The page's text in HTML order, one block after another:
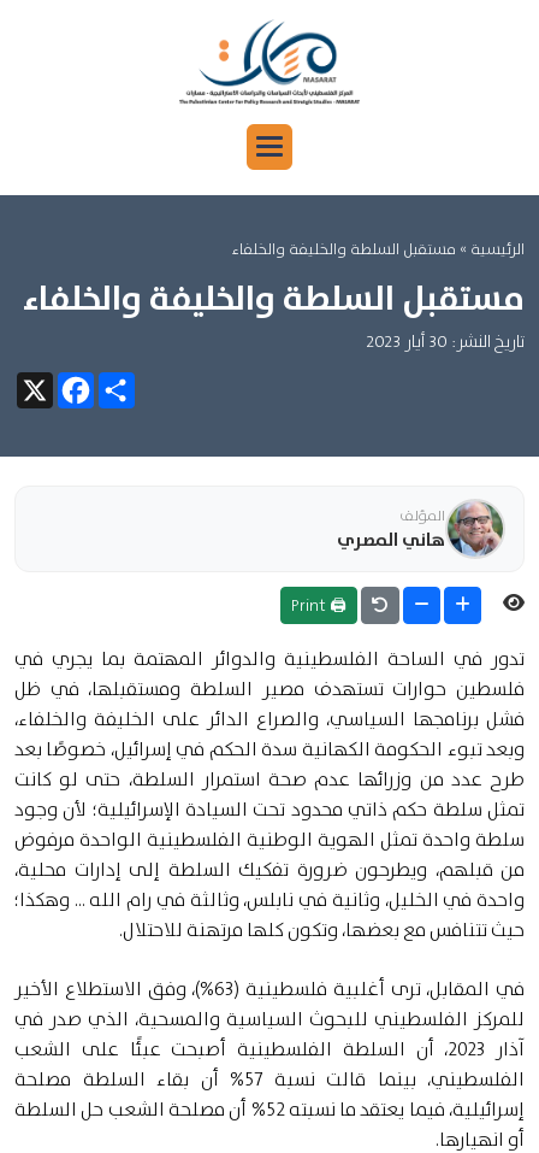
الرئيسية» مستقبل السلطة والخليفة والخلفاء
مستقبل السلطة والخليفة والخلفاء
تاريخ النشر: 30 أيار 2023
X
FacebookShare
المؤلف
هاني المصري
🖨 Print
تدور في الساحة الفلسطينية والدوائر المهتمة بما يجري في
فلسطين حوارات تستهدف مصير السلطة ومستقبلها، في ظل
فشل برنامجها السياسي، والصراع الدائر على الخليفة والخلفاء،
وبعد تبوء الحكومة الكهانية سدة الحكم في إسرائيل، خصوصًا بعد
طرح عدد من وزرائها عدم صحة استمرار السلطة، حتى لو كانت
تمثل سلطة حكم ذاتي محدود تحت السيادة الإسرائيلية؛ لأن وجود
سلطة واحدة تمثل الهوية الوطنية الفلسطينية الواحدة مرفوض
من قبلهم، ويطرحون ضرورة تفكيك السلطة إلى إدارات محلية،
واحدة في الخليل، وثانية في نابلس، وثالثة في رام الله ... وهكذا؛
حيث تتنافس مع بعضها، وتكون كلها مرتهنة للاحتلال.
في المقابل، ترى أغلبية فلسطينية (63%)، وفق الاستطلاع الأخير
للمركز الفلسطيني للبحوث السياسية والمسحية، الذي صدر في
آذار 2023، أن السلطة الفلسطينية أصبحت عبئًا على الشعب
الفلسطيني، بينما قالت نسبة 57% أن بقاء السلطة مصلحة
إسرائيلية، فيما يعتقد ما نسبته 52% أن مصلحة الشعب حل السلطة
أو انهيارها.